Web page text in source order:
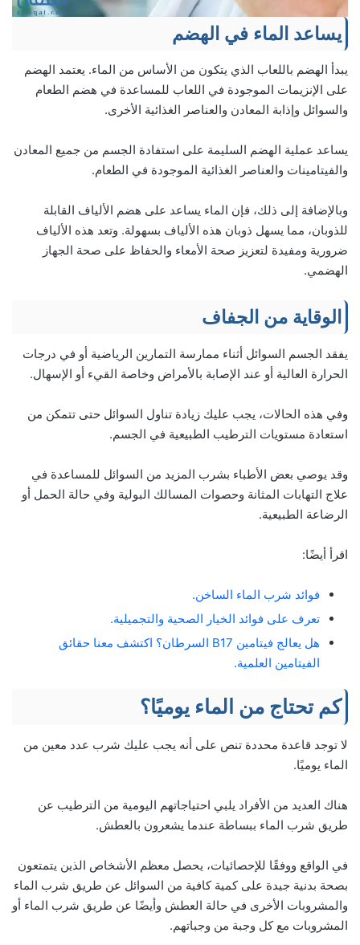
يساعد الماء في الهضم
يبدأ الهضم باللعاب الذي يتكون من الأساس من الماء. يعتمد الهضم
على الإنزيمات الموجودة في اللعاب للمساعدة في هضم الطعام
والسوائل وإذابة المعادن والعناصر الغذائية الأخرى.
يساعد عملية الهضم السليمة على استفادة الجسم من جميع المعادن
والفيتامينات والعناصر الغذائية الموجودة في الطعام.
وبالإضافة إلى ذلك، فإن الماء يساعد على هضم الألياف القابلة
للذوبان، مما يسهل ذوبان هذه الألياف بسهولة. وتعد هذه الألياف
ضرورية ومفيدة لتعزيز صحة الأمعاء والحفاظ على صحة الجهاز
الهضمي.
الوقاية من الجفاف
يفقد الجسم السوائل أثناء ممارسة التمارين الرياضية أو في درجات
الحرارة العالية أو عند الإصابة بالأمراض وخاصة القيء أو الإسهال.
وفي هذه الحالات، يجب عليك زيادة تناول السوائل حتى تتمكن من
استعادة مستويات الترطيب الطبيعية في الجسم.
وقد يوصي بعض الأطباء بشرب المزيد من السوائل للمساعدة في
علاج التهابات المثانة وحصوات المسالك البولية وفي حالة الحمل أو
الرضاعة الطبيعية.
اقرأ أيضًا:
فوائد شرب الماء الساخن.
تعرف على فوائد الخيار الصحية والتجميلية.
هل يعالج فيتامين B17 السرطان؟ اكتشف معنا حقائق
الفيتامين العلمية.
كم تحتاج من الماء يوميًا؟
لا توجد قاعدة محددة تنص على أنه يجب عليك شرب عدد معين من
الماء يوميًا.
هناك العديد من الأفراد يلبي احتياجاتهم اليومية من الترطيب عن
طريق شرب الماء ببساطة عندما يشعرون بالعطش.
في الواقع ووفقًا للإحصائيات، يحصل معظم الأشخاص الذين يتمتعون
بصحة بدنية جيدة على كمية كافية من السوائل عن طريق شرب الماء
والمشروبات الأخرى في حالة العطش وأيضًا عن طريق شرب الماء أو
المشروبات مع كل وجبة من وجباتهم.